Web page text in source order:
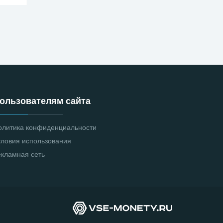
сайта
конфиденциальности
использования
сеть